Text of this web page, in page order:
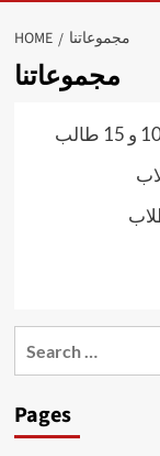
HOME مجموعاتنا
مجموعاتنا
Pages